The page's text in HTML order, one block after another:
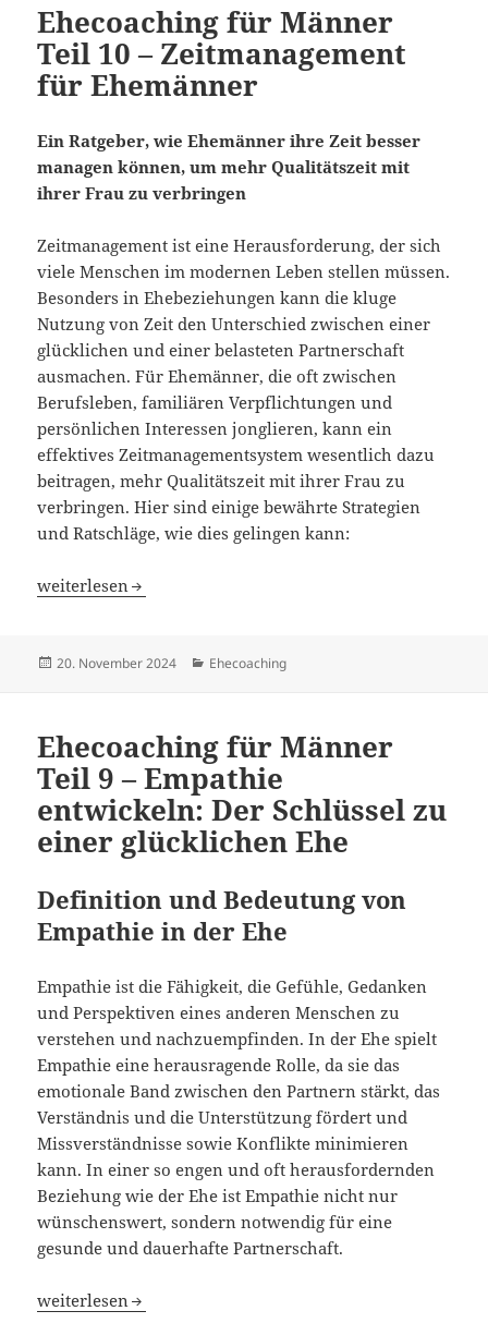
Ehecoaching für Männer
Teil 10 – Zeitmanagement
für Ehemänner
Ein Ratgeber, wie Ehemänner ihre Zeit besser
managen können, um mehr Qualitätszeit mit
ihrer Frau zu verbringen
Zeitmanagement ist eine Herausforderung, der sich
viele Menschen im modernen Leben stellen müssen.
Besonders in Ehebeziehungen kann die kluge
Nutzung von Zeit den Unterschied zwischen einer
glücklichen und einer belasteten Partnerschaft
ausmachen. Für Ehemänner, die oft zwischen
Berufsleben, familiären Verpflichtungen und
persönlichen Interessen jonglieren, kann ein
effektives Zeitmanagementsystem wesentlich dazu
beitragen, mehr Qualitätszeit mit ihrer Frau zu
verbringen. Hier sind einige bewährte Strategien
und Ratschläge, wie dies gelingen kann:
Ehecoaching für Männer Teil 10 – Zeitmanagement für
weiterlesen
Veröffentlicht
20. November 2024 Kategorien
Ehecoaching
Ehecoaching für Männer
Teil 9 – Empathie
entwickeln: Der Schlüssel zu
einer glücklichen Ehe
Definition und Bedeutung von
Empathie in der Ehe
Empathie ist die Fähigkeit, die Gefühle, Gedanken
und Perspektiven eines anderen Menschen zu
verstehen und nachzuempfinden. In der Ehe spielt
Empathie eine herausragende Rolle, da sie das
emotionale Band zwischen den Partnern stärkt, das
Verständnis und die Unterstützung fördert und
Missverständnisse sowie Konflikte minimieren
kann. In einer so engen und oft herausfordernden
Beziehung wie der Ehe ist Empathie nicht nur
wünschenswert, sondern notwendig für eine
gesunde und dauerhafte Partnerschaft.
Ehecoaching für Männer Teil 9 – Empathie entwickeln:
weiterlesen